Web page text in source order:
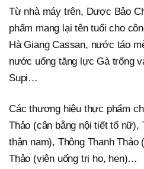
Từ nhà máy trên, Dược Bảo
phẩm mang lại tên tuổi cho
Hà Giang Cassan, nước táo
nước uống tăng lực Gà trống
Supi…
Các thương hiệu thực phẩm
Thảo (cân bằng nội tiết tố nữ),
thận nam), Thông Thanh Thảo
Thảo (viên uống trị ho, hen)…